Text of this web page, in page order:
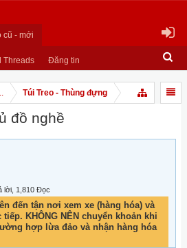
cũ - mới
Threads Đăng tin
Túi Treo - Thùng đựng
đồ nghề
lời, 1,810 Đọc
đến tận nơi xem xe (hàng hóa) và
KHÔNG NÊN chuyển khoản khi
hợp lừa đảo và nhận hàng hóa